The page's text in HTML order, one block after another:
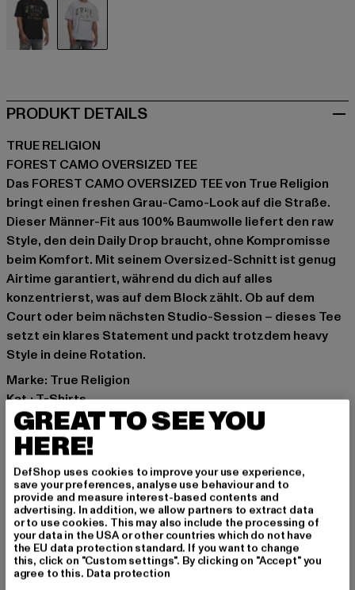
PRODUKT DETAILS
TRUE RELIGION
FOREST CAMO OVERSIZED TEE
Das FOREST CAMO OVERSIZED TEE von True Religion
bringt einen freshen Grau-Camo-Look auf die Straße.
Dieser Männer-Fit aus 100% Baumwolle liefert den raw
Style, den dein Daily Drop braucht, ohne Kompromisse
beim Komfort. Mit seinem Oversized-Schnitt ist genug
Airtime garantiert, während du dich auf alles
konzentrierst, was auf dem Block zählt. Ob auf dem
Court oder beim nächsten Studio-Session – dieses Tee
setzt ein klares Statement und packt trotzdem heavy
Style in deine Rotation.
Marke: True Religion
Kat.: T-Shirts
Farbe: grau
Hersteller Farbe: grey
Materialzusammensetzung: 100% Baumwolle
Art.Nr: TR109912-00111
Hersteller: True Religion Brand Jeans Germany GmbH |
vertrieb@unifafashion.com
Großenbaumer Weg 11 | 40472 Düsseldorf | DE
GREAT TO SEE YOU
HERE!
DefShop uses cookies to improve your use experience,
save your preferences, analyse use behaviour and to
provide and measure interest-based contents and
advertising. In addition, we allow partners to extract data
or to use cookies. This may also include the processing of
your data in the USA or other countries which do not have
the EU data protection standard. If you want to change
this, click on "Custom settings". By clicking on "Accept" you
agree to this. Data protection